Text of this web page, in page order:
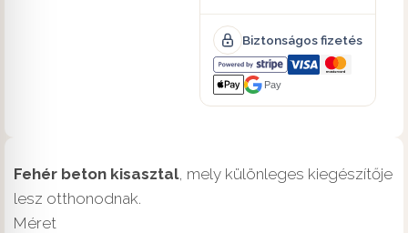
Biztonságos fizetés
Pay
Fehér beton kisasztal, mely különleges kiegészítője
lesz otthonodnak.
Méret